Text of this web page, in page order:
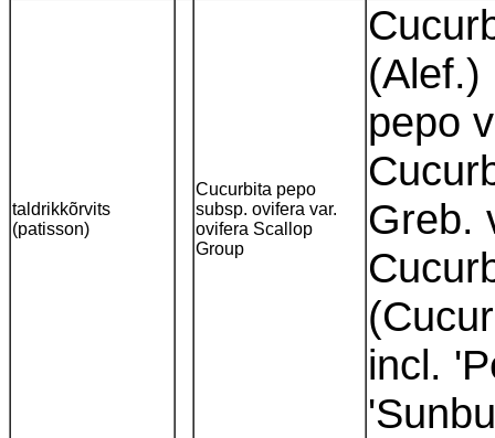
taldrikkõrvits
(patisson)
Cucurbita pepo
subsp. ovifera var.
ovifera Scallop
Group
(Alef.)
pepo
Greb.
incl.